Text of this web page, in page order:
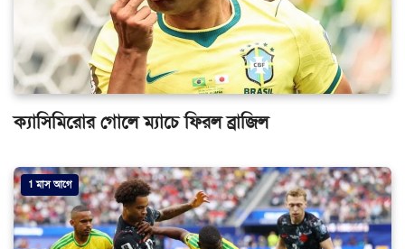
ক্যাসিমিরোর গোলে ম্যাচে ফিরল ব্রাজিল
1 মাস আগে